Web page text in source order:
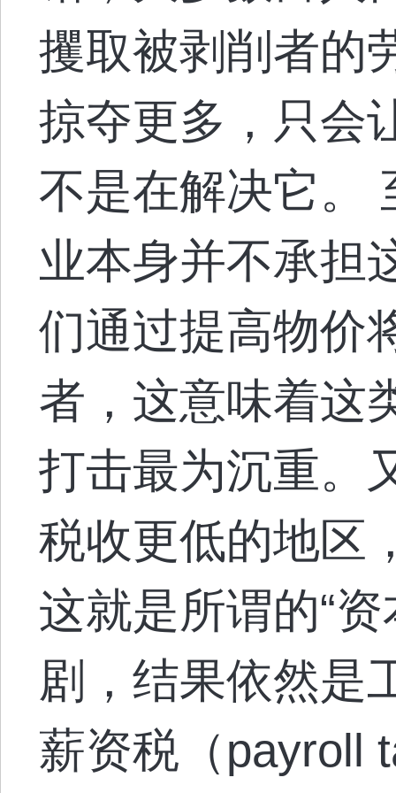
攫取被剥削者的
掠夺更多，只会
不是在解决它。
业本身并不承担
们通过提高物价
者，这意味着这
打击最为沉重。
税收更低的地区
这就是所谓的“
剧，结果依然是
薪资税（payroll